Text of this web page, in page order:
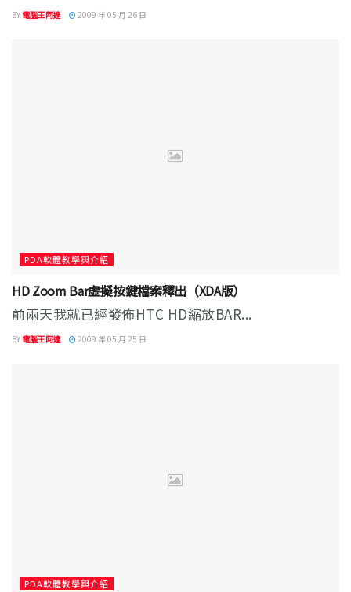
BY 電腦王阿達 2009 年 05 月 26 日
PDA軟體教學與介紹
HD Zoom Bar虛擬按鍵檔案釋出（XDA版）
前兩天我就已經發佈HTC HD縮放BAR...
BY 電腦王阿達 2009 年 05 月 25 日
PDA軟體教學與介紹